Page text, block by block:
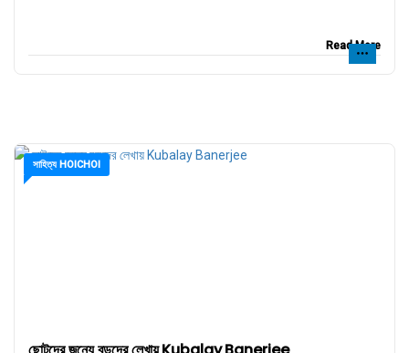
Read More
সাহিত্য HOICHOI